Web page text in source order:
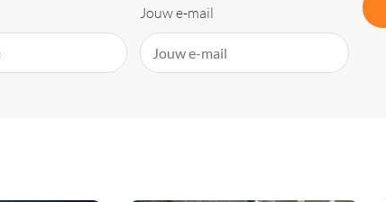
Jouw e-mail